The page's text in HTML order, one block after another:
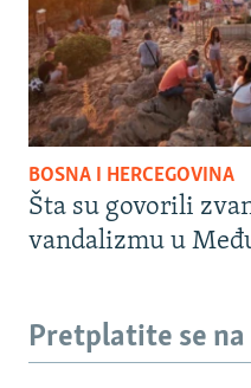
BOSNA I HERCEGOVINA
Šta su govorili
vandalizmu u
Pretplatite se